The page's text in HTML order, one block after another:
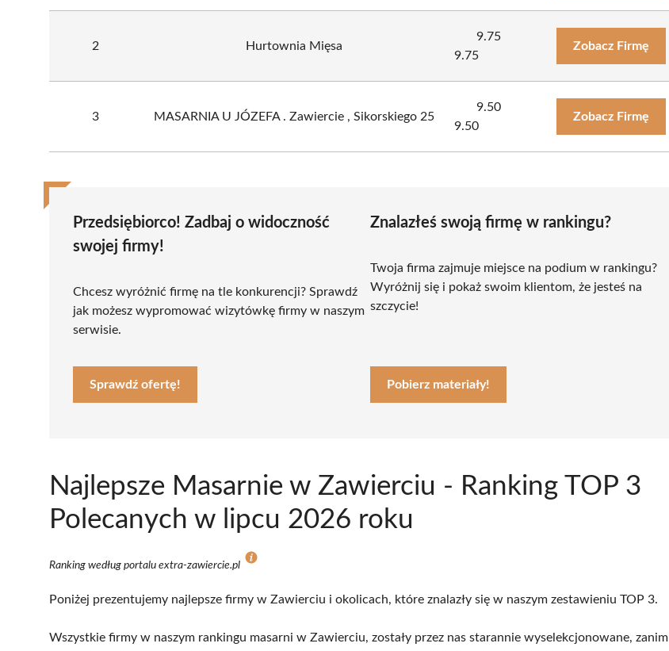
2 Hurtownia Mięsa
9.75
9.75
Zobacz Firmę
3 MASARNIA U JÓZEFA . Zawiercie , Sikorskiego 25
9.50
9.50
Zobacz Firmę
Przedsiębiorco! Zadbaj o widoczność
swojej firmy!
Chcesz wyróżnić firmę na tle konkurencji? Sprawdź
jak możesz wypromować wizytówkę firmy w naszym
serwisie.
Sprawdź ofertę!
Znalazłeś swoją firmę w rankingu?
Twoja firma zajmuje miejsce na podium w rankingu?
Wyróżnij się i pokaż swoim klientom, że jesteś na
szczycie!
Pobierz materiały!
Najlepsze Masarnie w Zawierciu - Ranking TOP 3
Polecanych w lipcu 2026 roku
Ranking według portalu extra-zawiercie.pl
Poniżej prezentujemy najlepsze firmy w Zawierciu i okolicach, które znalazły się w naszym zestawieniu TOP 3.
Wszystkie firmy w naszym rankingu masarni w Zawierciu, zostały przez nas starannie wyselekcjonowane, zanim